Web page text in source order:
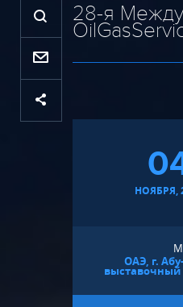
28-я
НОЯБРЯ,
ОАЭ, г.
выставочный